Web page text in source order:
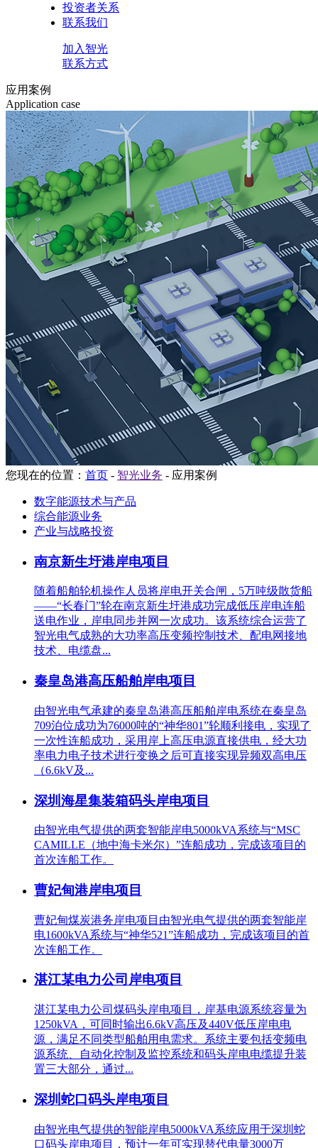
投资者关系
联系我们
加入智光
联系方式
应用案例
Application case
您现在的位置： 首页 - 智光业务 - 应用案例
数字能源技术与产品
综合能源业务
产业与战略投资
南京新生圩港岸电项目
随着船舶轮机操作人员将岸电开关合闸，5万吨级散货船
——“长春门”轮在南京新生圩港成功完成低压岸电连船
送电作业，岸电同步并网一次成功。该系统综合运营了
智光电气成熟的大功率高压变频控制技术、配电网接地
技术、电缆盘...
秦皇岛港高压船舶岸电项目
由智光电气承建的秦皇岛港高压船舶岸电系统在秦皇岛
709泊位成功为76000吨的“神华801”轮顺利接电，实现了
一次性连船成功，采用岸上高压电源直接供电，经大功
率电力电子技术进行变换之后可直接实现异频双高电压
（6.6kV及...
深圳海星集装箱码头岸电项目
由智光电气提供的两套智能岸电5000kVA系统与“MSC
CAMILLE（地中海卡米尔）”连船成功，完成该项目的
首次连船工作。
曹妃甸港岸电项目
曹妃甸煤炭港务岸电项目由智光电气提供的两套智能岸
电1600kVA系统与“神华521”连船成功，完成该项目的首
次连船工作。
湛江某电力公司岸电项目
湛江某电力公司煤码头岸电项目，岸基电源系统容量为
1250kVA，可同时输出6.6kV高压及440V低压岸电电
源，满足不同类型船舶用电需求。系统主要包括变频电
源系统、自动化控制及监控系统和码头岸电电缆提升装
置三大部分，通过...
深圳蛇口码头岸电项目
由智光电气提供的智能岸电5000kVA系统应用于深圳蛇
口码头岸电项目，预计一年可实现替代电量3000万